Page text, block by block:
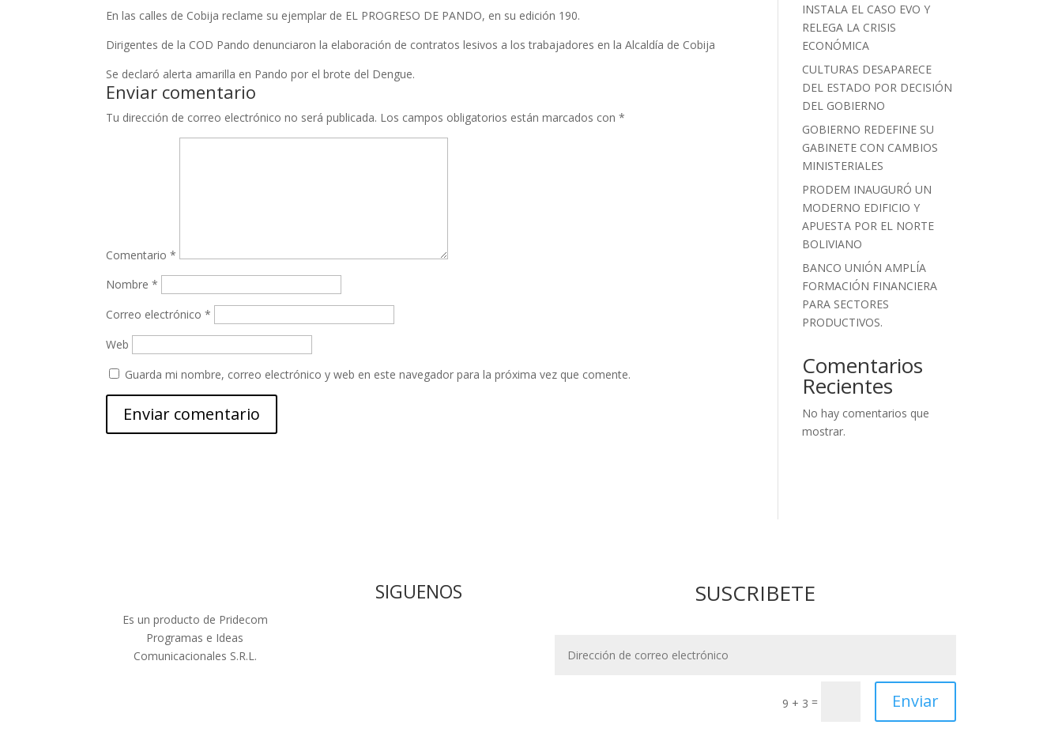
En las calles de Cobija reclame su ejemplar de EL PROGRESO DE PANDO, en su edición 190.
Dirigentes de la COD Pando denunciaron la elaboración de contratos lesivos a los trabajadores en la Alcaldía de Cobija
Se declaró alerta amarilla en Pando por el brote del Dengue.
Enviar comentario
Tu dirección de correo electrónico no será publicada. Los campos obligatorios están marcados con*
Comentario*
Nombre*
Correo electrónico*
Web
Guarda mi nombre, correo electrónico y web en este navegador para la próxima vez que comente.
INSTALA EL CASO EVO Y
RELEGA LA CRISIS
ECONÓMICA
CULTURAS DESAPARECE
DEL ESTADO POR DECISIÓN
DEL GOBIERNO
GOBIERNO REDEFINE SU
GABINETE CON CAMBIOS
MINISTERIALES
PRODEM INAUGURÓ UN
MODERNO EDIFICIO Y
APUESTA POR EL NORTE
BOLIVIANO
BANCO UNIÓN AMPLÍA
FORMACIÓN FINANCIERA
PARA SECTORES
PRODUCTIVOS.
Comentarios
Recientes
No hay comentarios que
mostrar.
Es un producto de Pridecom
Programas e Ideas
Comunicacionales S.R.L.
SIGUENOS SUSCRIBETE
9 + 3 = Enviar